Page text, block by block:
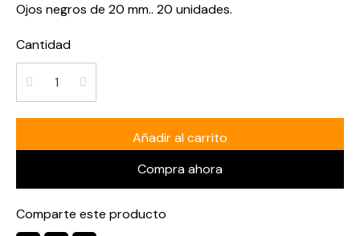
Ojos negros de 20 mm.. 20 unidades.
Cantidad
Añadir al carrito
Compra ahora
Comparte este producto